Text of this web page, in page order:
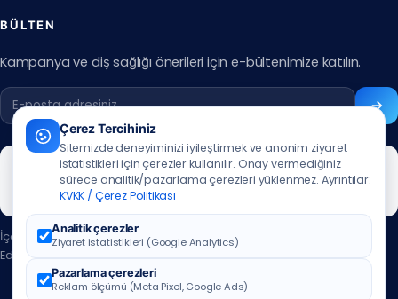
BÜLTEN
Kampanya ve diş sağlığı önerileri için e-bültenimize katılın.
İçerik güncelleme tarihi:07.07.2026
Editör:
Çerez Tercihiniz
Sitemizde deneyiminizi iyileştirmek ve anonim ziyaret
istatistikleri için çerezler kullanılır. Onay vermediğiniz
sürece analitik/pazarlama çerezleri yüklenmez. Ayrıntılar:
KVKK / Çerez Politikası
Analitik çerezler
Ziyaret istatistikleri (Google Analytics)
Pazarlama çerezleri
Reklam ölçümü (Meta Pixel, Google Ads)